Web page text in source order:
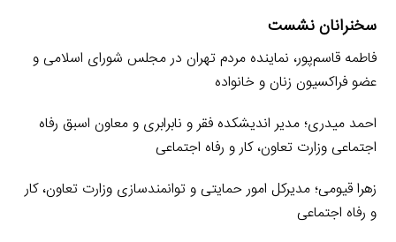
سخنرانان نشست
فاطمه قاسم‌پور، نماینده مردم تهران در مجلس شورای اسلامی و
عضو فراکسیون زنان و خانواده
احمد میدری؛ مدیر اندیشکده فقر و نابرابری و معاون اسبق رفاه
اجتماعی وزارت تعاون، کار و رفاه اجتماعی
زهرا قیومی؛ مدیرکل امور حمایتی و توانمندسازی وزارت تعاون، کار
و رفاه اجتماعی